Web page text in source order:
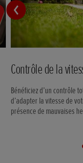
Contrôle de la
Bénéficiez d’un contrôle
d’adapter la vitesse de
présence de mauvaises